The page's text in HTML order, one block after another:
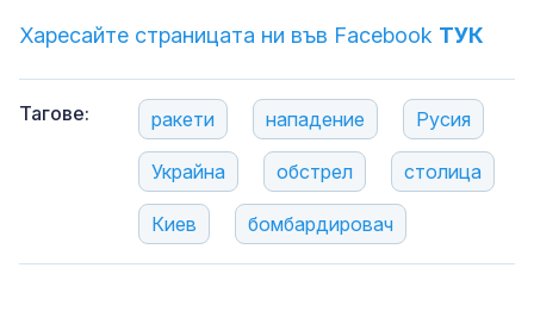
Харесайте страницата ни във Facebook ТУК
Тагове: ракети нападение Русия
Украйна обстрел столица
Киев бомбардировач